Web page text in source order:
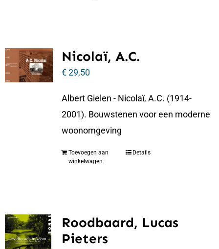
Nicolaï, A.C.
€29,50
Albert Gielen - Nicolaï, A.C. (1914-
2001). Bouwstenen voor een moderne
woonomgeving
Toevoegen aan
winkelwagen
Details
Roodbaard, Lucas
Pieters